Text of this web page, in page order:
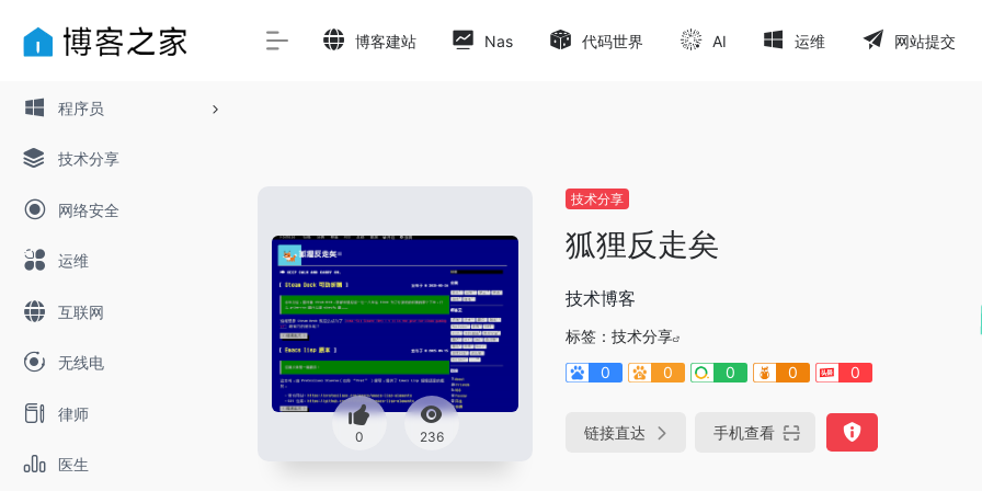
程序员
技术分享
网络安全
运维
互联网
无线电
律师
医生
博客建站 Nas 代码世界 AI 运维 网站提交
0 236
技术分享
狐狸反走矣
技术博客
标签： 技术分享
0
0 0 0 0
链接直达 手机查看